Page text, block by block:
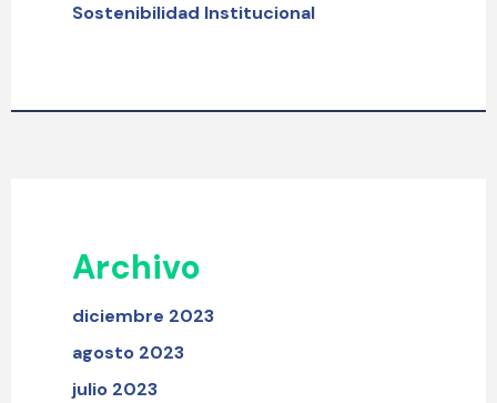
Sostenibilidad Institucional
Archivo
diciembre 2023
agosto 2023
julio 2023